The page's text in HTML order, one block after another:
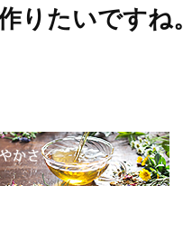
りたいですね。